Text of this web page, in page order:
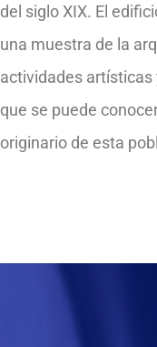
del siglo XIX. El
una muestra de la
actividades artísticas
que se puede
originario de esta